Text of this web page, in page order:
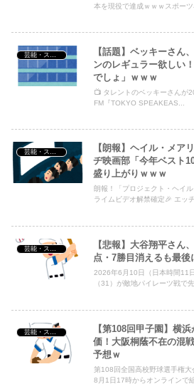
本を現役で達成ｗｗｗスポーツ
【話題】ベッキーさん
ンのレギュラー欲しい
でしょ」ｗｗｗ
📺 タレントのベッキーさんが
FM『TOKYO SPEAKEAS...
【朗報】ヘイル・メア
ヂ映画部「今年ベスト
盛り上がりｗｗｗ
朗報！「プロジェクト・ヘイ
ライムビデオ解禁確定🎉 エッ
【悲報】大谷翔平さん
点・7勝目消えるも最後
2026年6月10日（日本時間11
（31）が敵地パイレーツ戦で
芸能・スポーツ・Youtuber
【第108回甲子園】横
価！大阪桐蔭不在の混
予想ｗ
第108回全国高校野球選手権大
8月1日17時からオンラインで